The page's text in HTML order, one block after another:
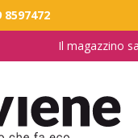
8597472
Il magazzino